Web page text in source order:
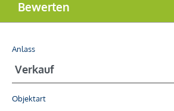
Anlass
Objektart
Bewerten